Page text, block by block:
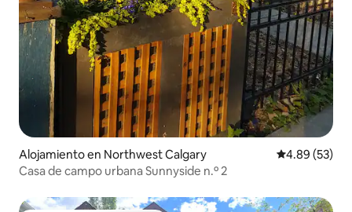
Alojamiento en Northwest Calgary Calificación
4.89 (53)
Casa de campo urbana Sunnyside n.º 2